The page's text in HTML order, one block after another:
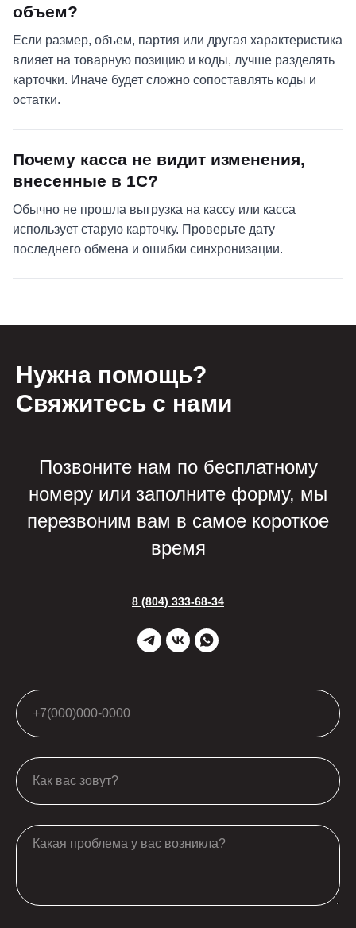
объем?
Если размер, объем, партия или другая характеристика
влияет на товарную позицию и коды, лучше разделять
карточки. Иначе будет сложно сопоставлять коды и
остатки.
Почему касса не видит изменения,
внесенные в 1С?
Обычно не прошла выгрузка на кассу или касса
использует старую карточку. Проверьте дату
последнего обмена и ошибки синхронизации.
Нужна помощь?
Свяжитесь с нами
Позвоните нам по бесплатному
номеру или заполните форму, мы
перезвоним вам в самое короткое
время
8 (804) 333-68-34